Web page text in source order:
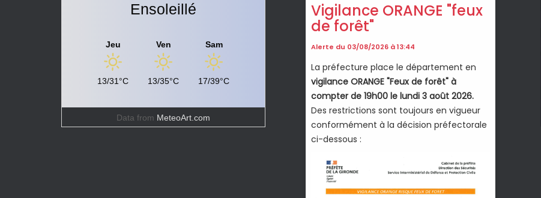
Ensoleillé
Jeu
13/31°C
Ven
13/35°C
Sam
17/39°C
Data from MeteoArt.com